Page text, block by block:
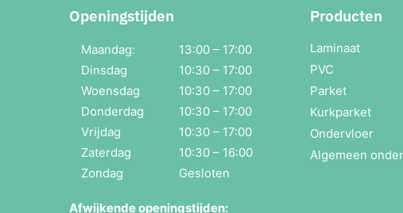
Openingstijden
Maandag:
13:00 – 17:00
Dinsdag
10:30 – 17:00
Woensdag
10:30 – 17:00
Donderdag
10:30 – 17:00
Vrijdag
10:30 – 17:00
Zaterdag
10:30 – 16:00
Zondag
Gesloten
Afwijkende openingstijden:
Producten
Laminaat
PVC
Parket
Kurkparket
Ondervloer
Algemeen